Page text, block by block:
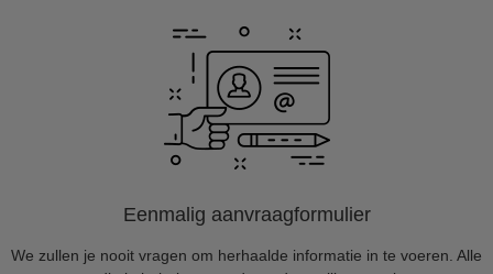
Eenmalig aanvraagformulier
We zullen je nooit vragen om herhaalde informatie in te voeren. Alle